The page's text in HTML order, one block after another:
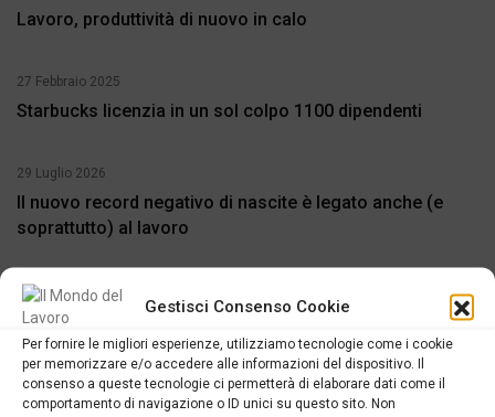
Gestisci Consenso Cookie
Per fornire le migliori esperienze, utilizziamo tecnologie come i cookie
per memorizzare e/o accedere alle informazioni del dispositivo. Il
consenso a queste tecnologie ci permetterà di elaborare dati come il
comportamento di navigazione o ID unici su questo sito. Non
Lavoro, produttività di nuovo in calo
27 Febbraio 2025
Starbucks licenzia in un sol colpo 1100 dipendenti
29 Luglio 2026
Il nuovo record negativo di nascite è legato anche (e
soprattutto) al lavoro
SCRIVI UN COMMENTO ALL'ARTICOLO